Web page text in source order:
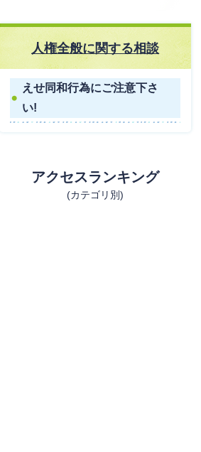
人権全般に関する相談
えせ同和行為にご注意下さ
い!
アクセスランキング
(カテゴリ別)